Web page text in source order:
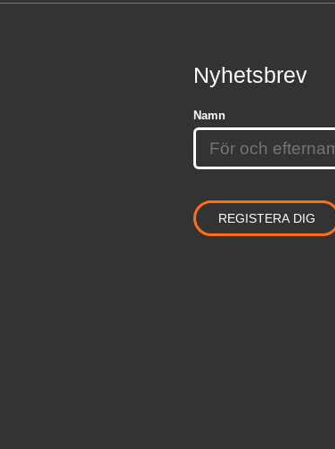
Nyhetsbrev
Namn